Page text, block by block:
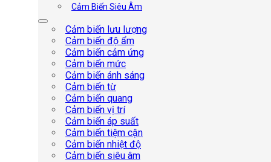
Cảm Biến Siêu Âm
Cảm biến lưu lượng
Cảm biến độ ẩm
Cảm biến cảm ứng
Cảm biến mức
Cảm biến ánh sáng
Cảm biến từ
Cảm biến quang
Cảm biến vị trí
Cảm biến áp suất
Cảm biến tiệm cận
Cảm biến nhiệt độ
Cảm biến siêu âm